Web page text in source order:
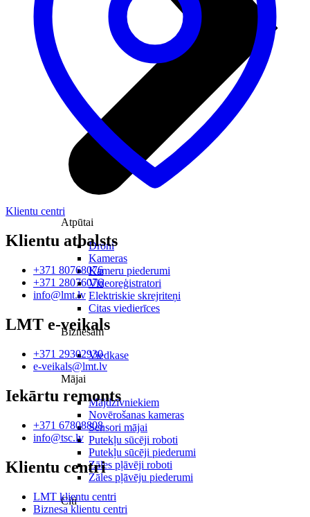
Atpūtai
Droni
Kameras
Kameru piederumi
Videoreģistratori
Elektriskie skrejriteņi
Citas viedierīces
Biznesam
Viedkase
Mājai
Mājdzīvniekiem
Novērošanas kameras
Sensori mājai
Putekļu sūcēji roboti
Putekļu sūcēji piederumi
Zāles pļāvēji roboti
Zāles pļāvēju piederumi
Citi
Klientu centri
Klientu atbalsts
+371 80768076
+371 28076076
info@lmt.lv
LMT e-veikals
+371 29302930
e-veikals@lmt.lv
Iekārtu remonts
+371 67808808
info@tsc.lv
Klientu centri
LMT klientu centri
Biznesa klientu centri